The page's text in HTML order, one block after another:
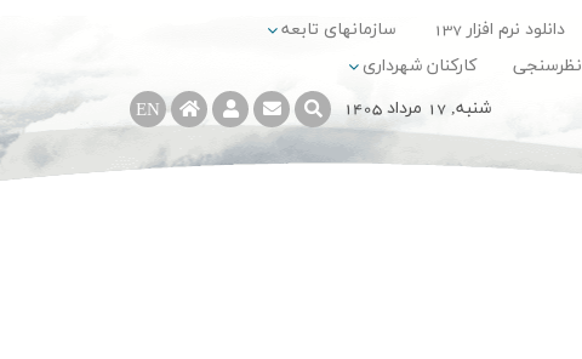
دانلود نرم افزار 137
سازمانهای تابعه
نظرسنجی کارکنان شهرداری
EN شنبه, 17 مرداد 1405